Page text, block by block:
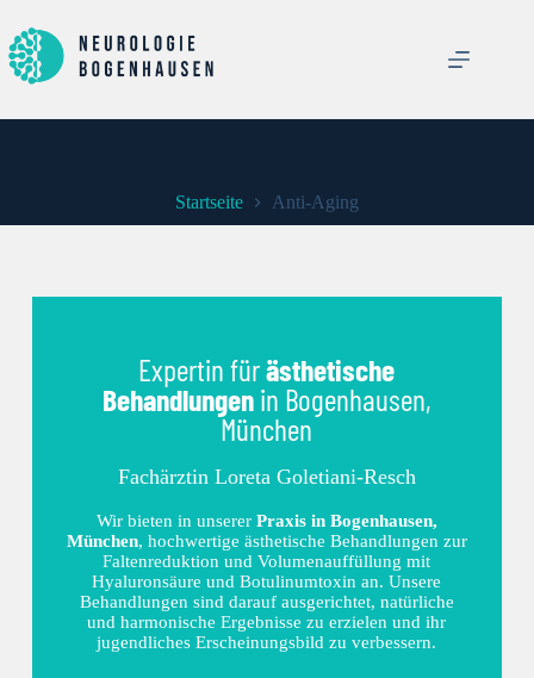
Startseite Anti-Aging
Expertin fürästhetische
Behandlungenin Bogenhausen,
München
Fachärztin Loreta Goletiani-Resch
Wir bieten in unserer Praxis in Bogenhausen,
München, hochwertige ästhetische Behandlungen zur
Faltenreduktion und Volumenauffüllung mit
Hyaluronsäure und Botulinumtoxin an. Unsere
Behandlungen sind darauf ausgerichtet, natürliche
und harmonische Ergebnisse zu erzielen und ihr
jugendliches Erscheinungsbild zu verbessern.